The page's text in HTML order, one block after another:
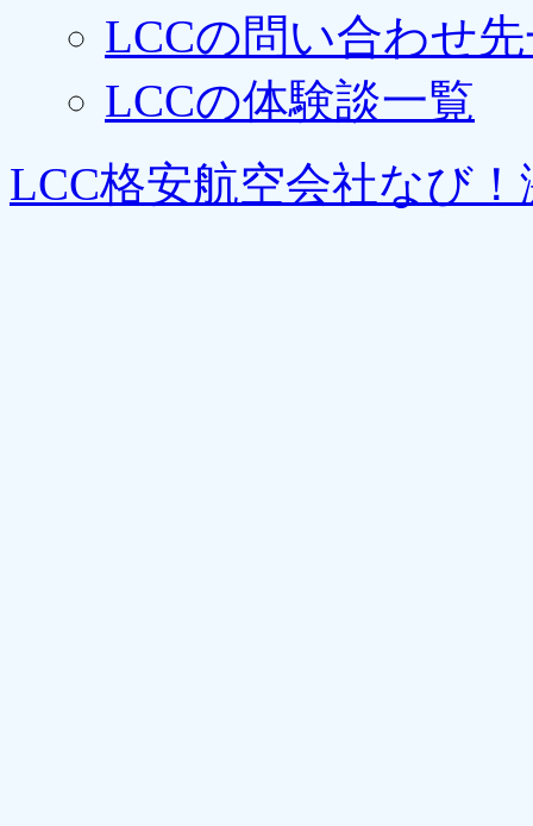
LCCの問い合わせ
LCCの体験談一覧
LCC格安航空会社なび